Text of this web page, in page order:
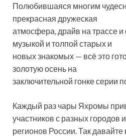
Полюбившаяся многим
прекрасная дружеская
атмосфера, драйв на трассе и
музыкой и толпой старых и
новых знакомых — всё это
золотую осень на
заключительной гонке серии
Каждый раз чары Яхромы
участников с разных городов и
регионов России. Так